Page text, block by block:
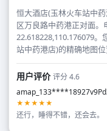
恒大酒店(玉林火车站中
区万良路中药港正对面。
22.618228,110.176079
站中药港店)的精确地图
用户评价评分 4.6
★★★★★
还行，睡得不错，还会去。